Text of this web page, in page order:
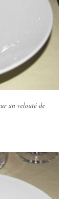
un velouté de